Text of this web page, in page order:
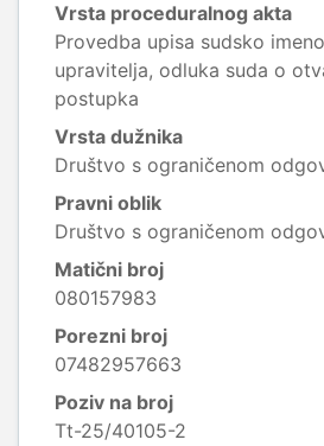
Vrsta proceduralnog akta
Provedba upisa sudsko
upravitelja, odluka suda o
postupka
Vrsta dužnika
Društvo s ograničenom
Pravni oblik
Društvo s ograničenom
Matični broj
080157983
Porezni broj
07482957663
Poziv na broj
Tt-25/40105-2